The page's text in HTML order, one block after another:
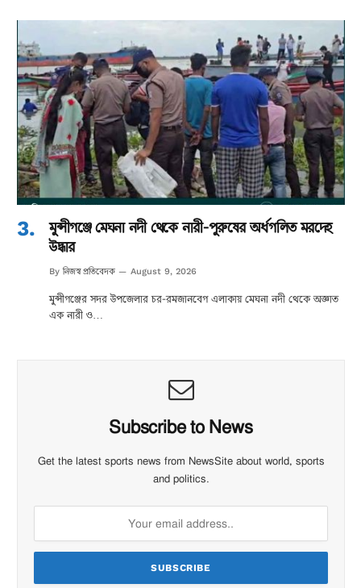
মুন্সীগঞ্জে মেঘনা নদী থেকে নারী-পুরুষের অর্ধগলিত মরদেহ
উদ্ধার
By নিজস্ব প্রতিবেদক August 9, 2026
মুন্সীগঞ্জের সদর উপজেলার চর-রমজানবেগ এলাকায় মেঘনা নদী থেকে অজ্ঞাত
এক নারী ও…
Subscribe to News
Get the latest sports news from NewsSite about world, sports
and politics.